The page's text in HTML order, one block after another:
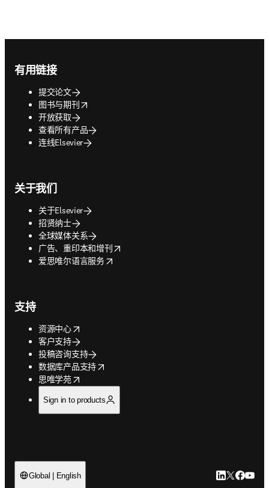
有用链接
提交论文
图书与期刊
opens in new tab/window
开放获取
查看所有产品
连线Elsevier
关于我们
关于Elsevier
招贤纳士
全球媒体关系
广告、重印本和增刊
opens in new tab/window
爱思唯尔语言服务
opens in new tab/window
支持
资源中心
opens in new tab/window
客户支持
投稿咨询支持
数据库产品支持
opens in new tab/window
思唯学苑
opens in new tab/window
Sign in to products
Global | English LinkedIn 在
Twitter 在